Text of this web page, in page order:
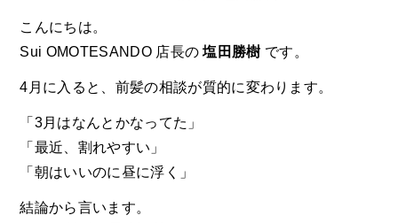
こんにちは。
Sui OMOTESANDO 店長の塩田勝樹 です。
4月に入ると、前髪の相談が質的に変わります。
「3月はなんとかなってた」
「最近、割れやすい」
「朝はいいのに昼に浮く」
結論から言います。